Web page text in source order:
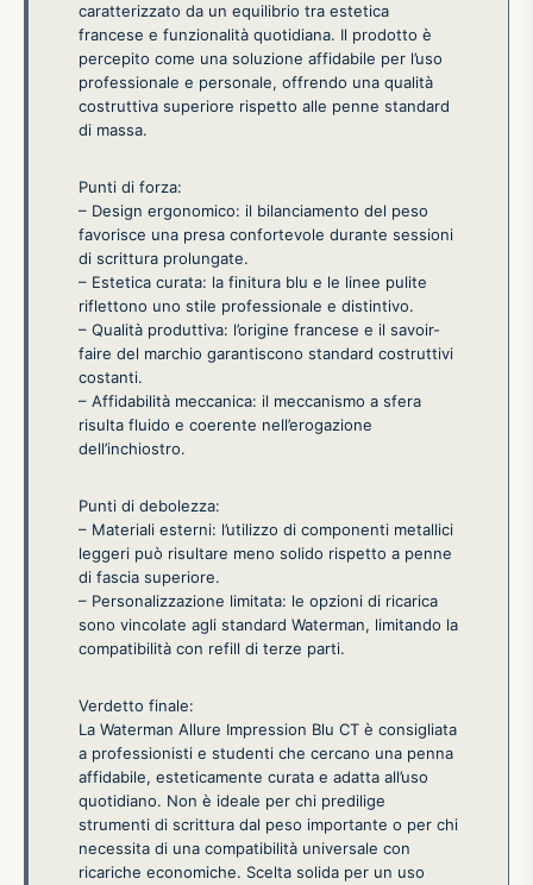
caratterizzato da un equilibrio tra estetica
francese e funzionalità quotidiana. Il prodotto è
percepito come una soluzione affidabile per l’uso
professionale e personale, offrendo una qualità
costruttiva superiore rispetto alle penne standard
di massa.
Punti di forza:
– Design ergonomico: il bilanciamento del peso
favorisce una presa confortevole durante sessioni
di scrittura prolungate.
– Estetica curata: la finitura blu e le linee pulite
riflettono uno stile professionale e distintivo.
– Qualità produttiva: l’origine francese e il savoir-
faire del marchio garantiscono standard costruttivi
costanti.
– Affidabilità meccanica: il meccanismo a sfera
risulta fluido e coerente nell’erogazione
dell’inchiostro.
Punti di debolezza:
– Materiali esterni: l’utilizzo di componenti metallici
leggeri può risultare meno solido rispetto a penne
di fascia superiore.
– Personalizzazione limitata: le opzioni di ricarica
sono vincolate agli standard Waterman, limitando la
compatibilità con refill di terze parti.
Verdetto finale:
La Waterman Allure Impression Blu CT è consigliata
a professionisti e studenti che cercano una penna
affidabile, esteticamente curata e adatta all’uso
quotidiano. Non è ideale per chi predilige
strumenti di scrittura dal peso importante o per chi
necessita di una compatibilità universale con
ricariche economiche. Scelta solida per un uso